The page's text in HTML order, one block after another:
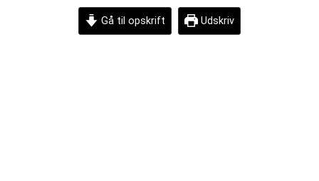
Gå til opskrift Udskriv